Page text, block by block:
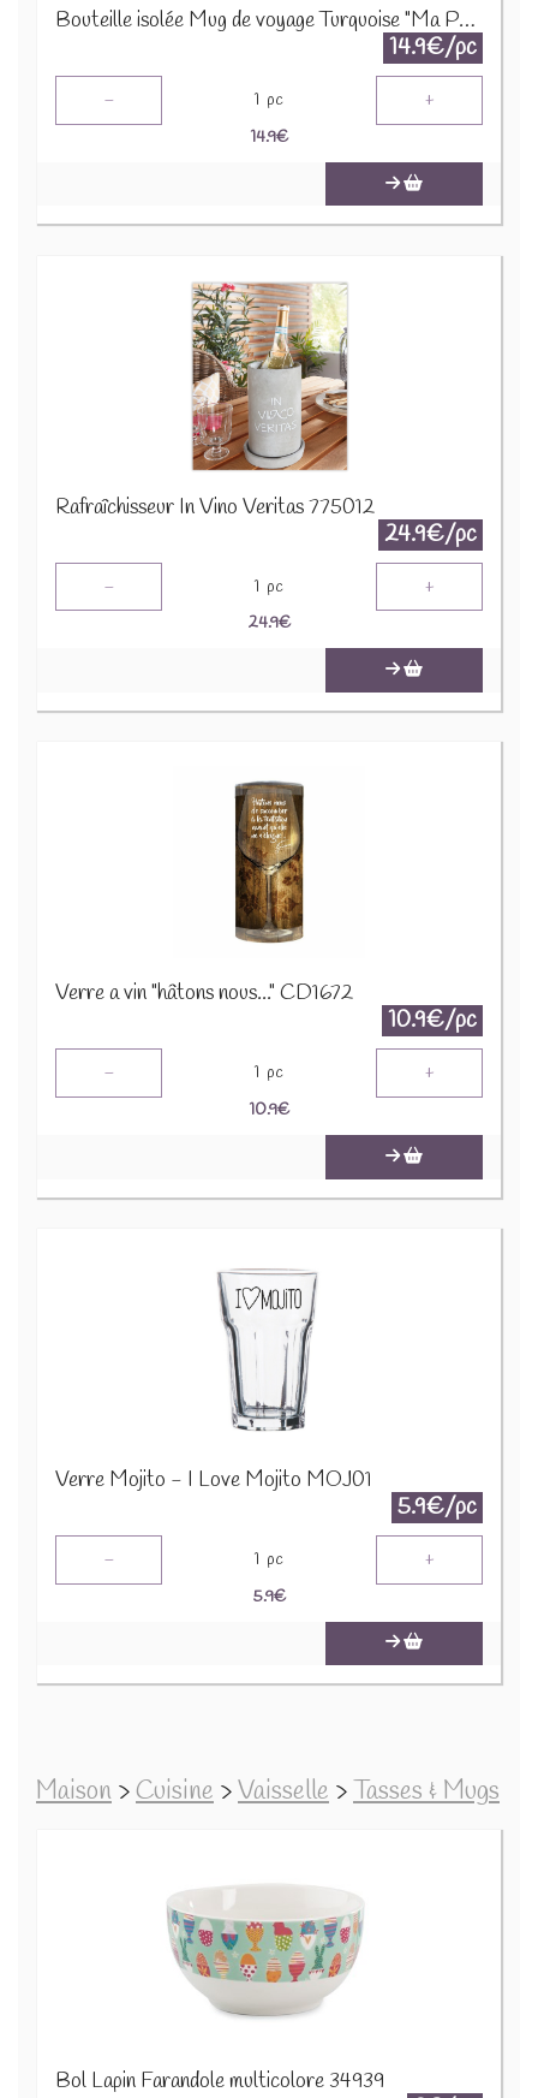
Bouteille isolée Mug de voyage Turquoise "Ma Potion Magique" MBISOT004
14.9€/pc
- 1 pc +
14.9€
Rafraîchisseur In Vino Veritas 775012
24.9€/pc
- 1 pc +
24.9€
Verre a vin "hâtons nous..." CD1672
10.9€/pc
- 1 pc +
10.9€
Verre Mojito - I Love Mojito MOJ01
5.9€/pc
- 1 pc +
5.9€
Maison >Cuisine >Vaisselle >Tasses & Mugs
Bol Lapin Farandole multicolore 34939